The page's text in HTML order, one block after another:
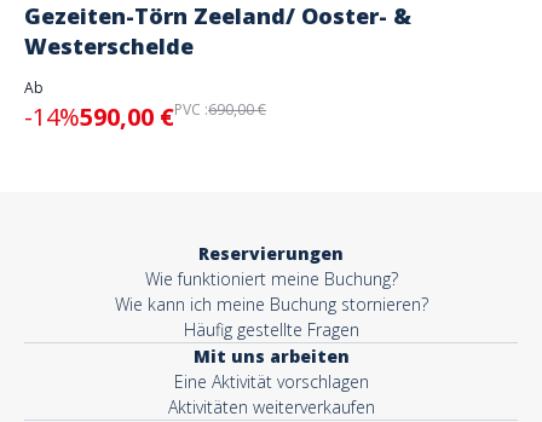
Gezeiten-Törn Zeeland/ Ooster- &
Westerschelde
Ab
-14%590,00 €PVC :690,00 €
Reservierungen
Wie funktioniert meine Buchung?
Wie kann ich meine Buchung stornieren?
Häufig gestellte Fragen
Mit uns arbeiten
Eine Aktivität vorschlagen
Aktivitäten weiterverkaufen